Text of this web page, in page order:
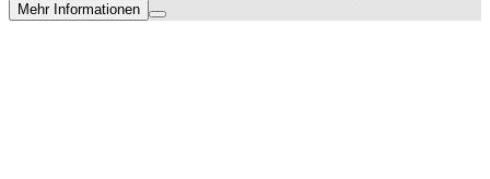
Mehr Informationen